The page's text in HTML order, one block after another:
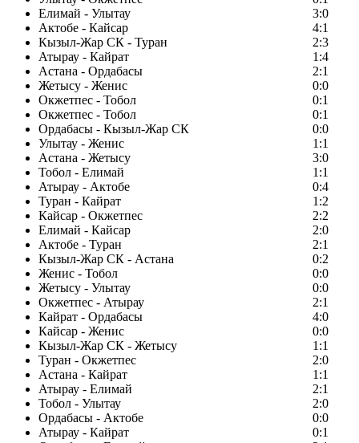
Елимай - Улытау
3:0
Актобе - Кайсар
4:1
Кызыл-Жар СК - Туран
2:3
Атырау - Кайрат
1:4
Астана - Ордабасы
2:1
Жетысу - Женис
0:0
Окжетпес - Тобол
0:1
Окжетпес - Тобол
0:1
Ордабасы - Кызыл-Жар СК
0:0
Улытау - Женис
1:1
Астана - Жетысу
3:0
Тобол - Елимай
1:1
Атырау - Актобе
0:4
Туран - Кайрат
1:2
Кайсар - Окжетпес
2:2
Елимай - Кайсар
2:0
Актобе - Туран
2:1
Кызыл-Жар СК - Астана
0:2
Женис - Тобол
0:0
Жетысу - Улытау
0:0
Окжетпес - Атырау
2:1
Кайрат - Ордабасы
4:0
Кайсар - Женис
0:0
Кызыл-Жар СК - Жетысу
1:1
Туран - Окжетпес
2:0
Астана - Кайрат
1:1
Атырау - Елимай
2:1
Тобол - Улытау
2:0
Ордабасы - Актобе
0:0
Атырау - Кайрат
0:1